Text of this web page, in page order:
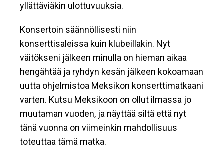
yllättäviäkin ulottuvuuksia.
Konsertoin säännöllisesti niin
konserttisaleissa kuin klubeillakin. Nyt
väitökseni jälkeen minulla on hieman aikaa
hengähtää ja ryhdyn kesän jälkeen kokoamaan
uutta ohjelmistoa Meksikon konserttimatkaani
varten. Kutsu Meksikoon on ollut ilmassa jo
muutaman vuoden, ja näyttää siltä että nyt
tänä vuonna on viimeinkin mahdollisuus
toteuttaa tämä matka.